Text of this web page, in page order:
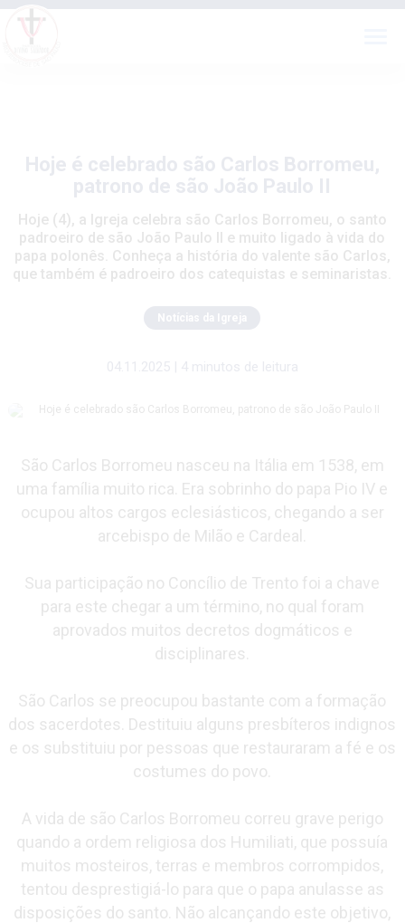
Hoje (4), a Igreja celebra são Carlos Borromeu, o santo
padroeiro de são João Paulo II e muito ligado à vida do
papa polonês. Conheça a história do valente são Carlos,
que também é padroeiro dos catequistas e seminaristas.
São Carlos Borromeu nasceu na Itália em 1538, em
uma família muito rica. Era sobrinho do papa Pio IV e
ocupou altos cargos eclesiásticos, chegando a ser
arcebispo de Milão e Cardeal.
Sua participação no Concílio de Trento foi a chave
para este chegar a um término, no qual foram
aprovados muitos decretos dogmáticos e
disciplinares.
São Carlos se preocupou bastante com a formação
dos sacerdotes. Destituiu alguns presbíteros indignos
e os substituiu por pessoas que restauraram a fé e os
costumes do povo.
A vida de são Carlos Borromeu correu grave perigo
quando a ordem religiosa dos Humiliati, que possuía
muitos mosteiros, terras e membros corrompidos,
tentou desprestigiá-lo para que o papa anulasse as
disposições do santo. Não alcançando este objetivo,